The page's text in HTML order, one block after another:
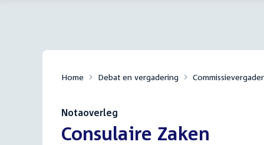
Home Debat en vergadering
Notaoverleg
:Consulaire Zaken